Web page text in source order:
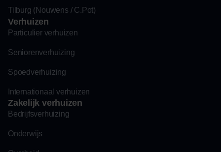
Tilburg (Nouwens / C.Pot)
Verhuizen
Particulier verhuizen
Seniorenverhuizing
Spoedverhuizing
Internationaal verhuizen
Zakelijk verhuizen
Bedrijfsverhuizing
Onderwijs